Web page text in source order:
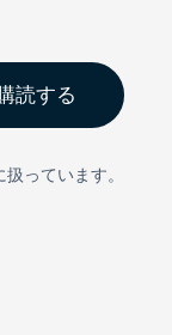
っています。